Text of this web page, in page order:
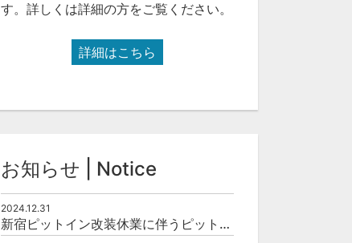
す。詳しくは詳細の方をご覧ください。
詳細はこちら
お知らせ | Notice
2024.12.31
新宿ピットイン改装休業に伴うピットインネットジャズのご案内